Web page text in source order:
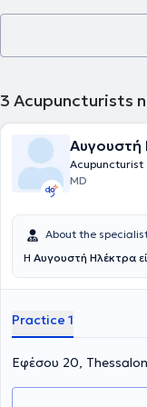
3 Acupuncturists
Αυγουστή
Acupuncturist
MD
About the
Η Αυγουστή Ηλέκτρα
Practice 1
Εφέσου 20,